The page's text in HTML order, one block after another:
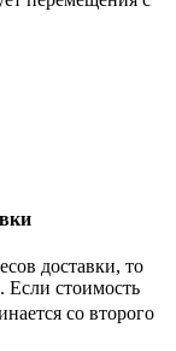
доставки, то
Если стоимость
со второго